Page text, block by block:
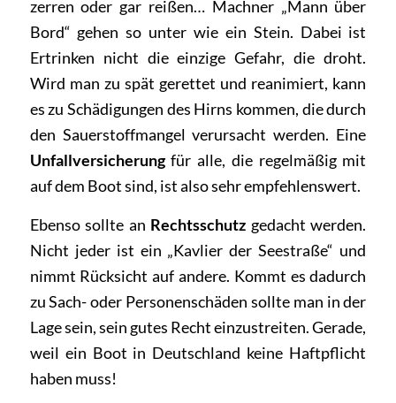
zerren oder gar reißen… Machner „Mann über
Bord“ gehen so unter wie ein Stein. Dabei ist
Ertrinken nicht die einzige Gefahr, die droht.
Wird man zu spät gerettet und reanimiert, kann
es zu Schädigungen des Hirns kommen, die durch
den Sauerstoffmangel verursacht werden. Eine
Unfallversicherungfür alle, die regelmäßig mit
auf dem Boot sind, ist also sehr empfehlenswert.
Ebenso sollte an Rechtsschutz gedacht werden.
Nicht jeder ist ein „Kavlier der Seestraße“ und
nimmt Rücksicht auf andere. Kommt es dadurch
zu Sach- oder Personenschäden sollte man in der
Lage sein, sein gutes Recht einzustreiten. Gerade,
weil ein Boot in Deutschland keine Haftpflicht
haben muss!